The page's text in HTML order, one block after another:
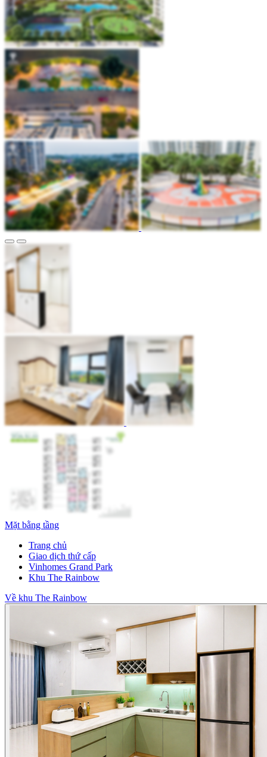
Mặt bằng tầng
Trang chủ
Giao dịch thứ cấp
Vinhomes Grand Park
Khu The Rainbow
Về khu The Rainbow